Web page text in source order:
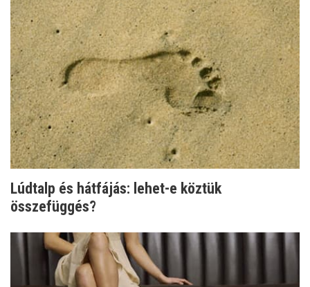
Lúdtalp és hátfájás: lehet-e köztük
összefüggés?